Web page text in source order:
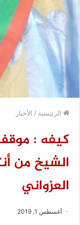
الرئيسية / الأخبار
كيفه :
الشيخ من
العزواني
أغسطس 1, 2019